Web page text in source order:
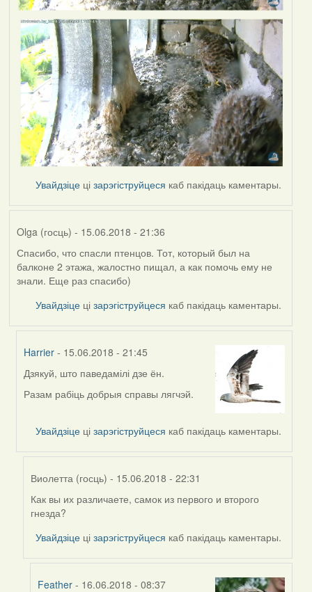
Увайдзіце цізарэгіструйцеся каб пакідаць каментары.
Olga (госць) - 15.06.2018 - 21:36
Спасибо, что спасли птенцов. Тот, который был на
балконе 2 этажа, жалостно пищал, а как помочь ему не
знали. Еще раз спасибо)
Увайдзіце цізарэгіструйцеся каб пакідаць каментары.
Harrier - 15.06.2018 - 21:45
In
reply
Olga
(госць)
Дзякуй, што паведамілі дзе ён.
Разам рабіць добрыя справы лягчэй.
Увайдзіце цізарэгіструйцеся каб пакідаць каментары.
Виолетта (госць) - 15.06.2018 - 22:31
In
reply
to
Harrier
Как вы их различаете, самок из первого и второго
гнезда?
Увайдзіце цізарэгіструйцеся каб пакідаць каментары.
Feather- 16.06.2018 - 08:37